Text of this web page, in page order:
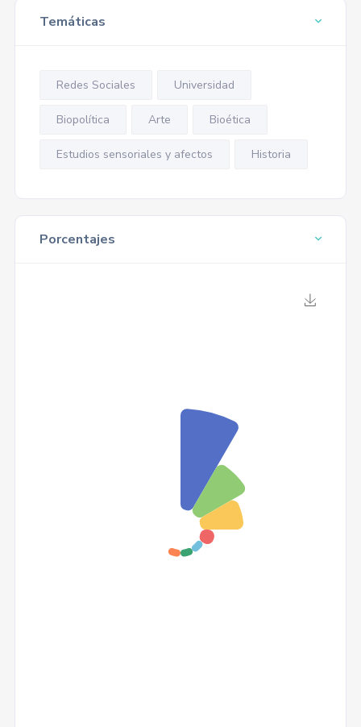
Temáticas
Redes Sociales Universidad
Biopolítica Arte Bioética
Estudios sensoriales y afectos Historia
Porcentajes